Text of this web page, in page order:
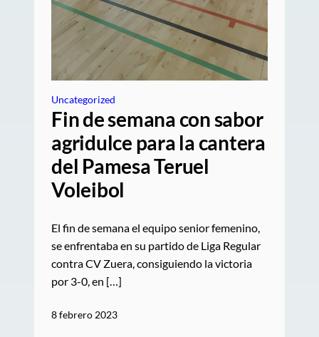
Uncategorized
Fin de semana con sabor
agridulce para la cantera
del Pamesa Teruel
Voleibol
El fin de semana el equipo senior femenino,
se enfrentaba en su partido de Liga Regular
contra CV Zuera, consiguiendo la victoria
por 3-0, en […]
8 febrero 2023